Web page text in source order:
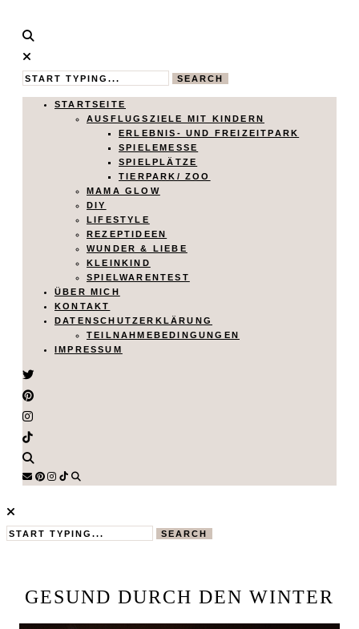
Calistas
Traum
MAMABLOG
SEARCH
STARTSEITE
AUSFLUGSZIELE MIT KINDERN
ERLEBNIS- UND FREIZEITPARK
SPIELEMESSE
SPIELPLÄTZE
TIERPARK/ ZOO
MAMA GLOW
DIY
LIFESTYLE
REZEPTIDEEN
WUNDER & LIEBE
KLEINKIND
SPIELWARENTEST
ÜBER MICH
KONTAKT
DATENSCHUTZERKLÄRUNG
TEILNAHMEBEDINGUNGEN
IMPRESSUM
SEARCH
GESUND DURCH DEN WINTER